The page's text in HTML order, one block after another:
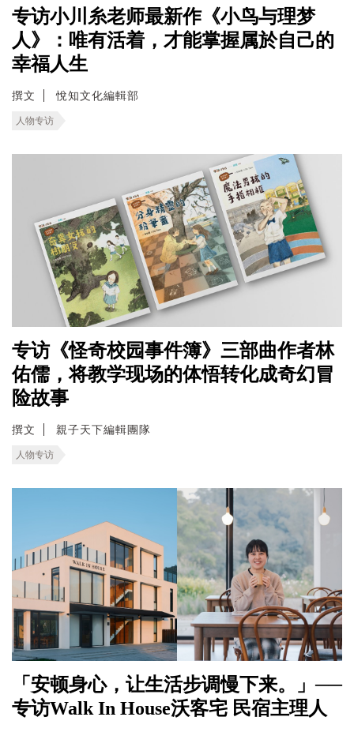
专访小川糸老师最新作《小鸟与理梦
人》：唯有活着，才能掌握属於自己的
幸福人生
撰文 悅知文化編輯部
人物专访
专访《怪奇校园事件簿》三部曲作者林
佑儒，将教学现场的体悟转化成奇幻冒
险故事
撰文 親子天下編輯團隊
人物专访
「安顿身心，让生活步调慢下来。」──
专访Walk In House沃客宅 民宿主理人